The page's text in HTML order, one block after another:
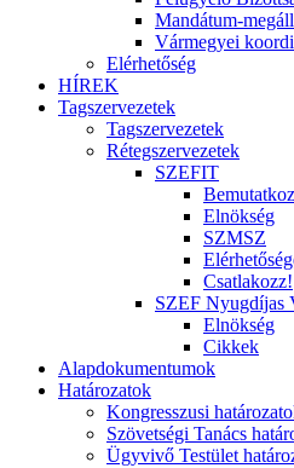
Mandátum-
Vármegyei
Elérhetőség
HÍREK
Tagszervezetek
Tagszervezetek
Rétegszervezetek
SZEFIT
Elnökség
SZMSZ
Csatlakozz!
SZEF Nyugdíjas
Elnökség
Cikkek
Alapdokumentumok
Határozatok
Kongresszusi
Szövetségi Tanács
Ügyvivő Testület